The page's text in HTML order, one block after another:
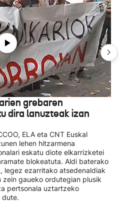
grebaren
dira lanuzteak izan
ELA eta CNT Euskal
lehen hitzarmena
eskatu diote elkarrizketei
blokeatuta. Aldi baterako
legez ezarritako atsedenaldiak
gaueko ordutegian plusik
pertsonala uztartzeko
dute.